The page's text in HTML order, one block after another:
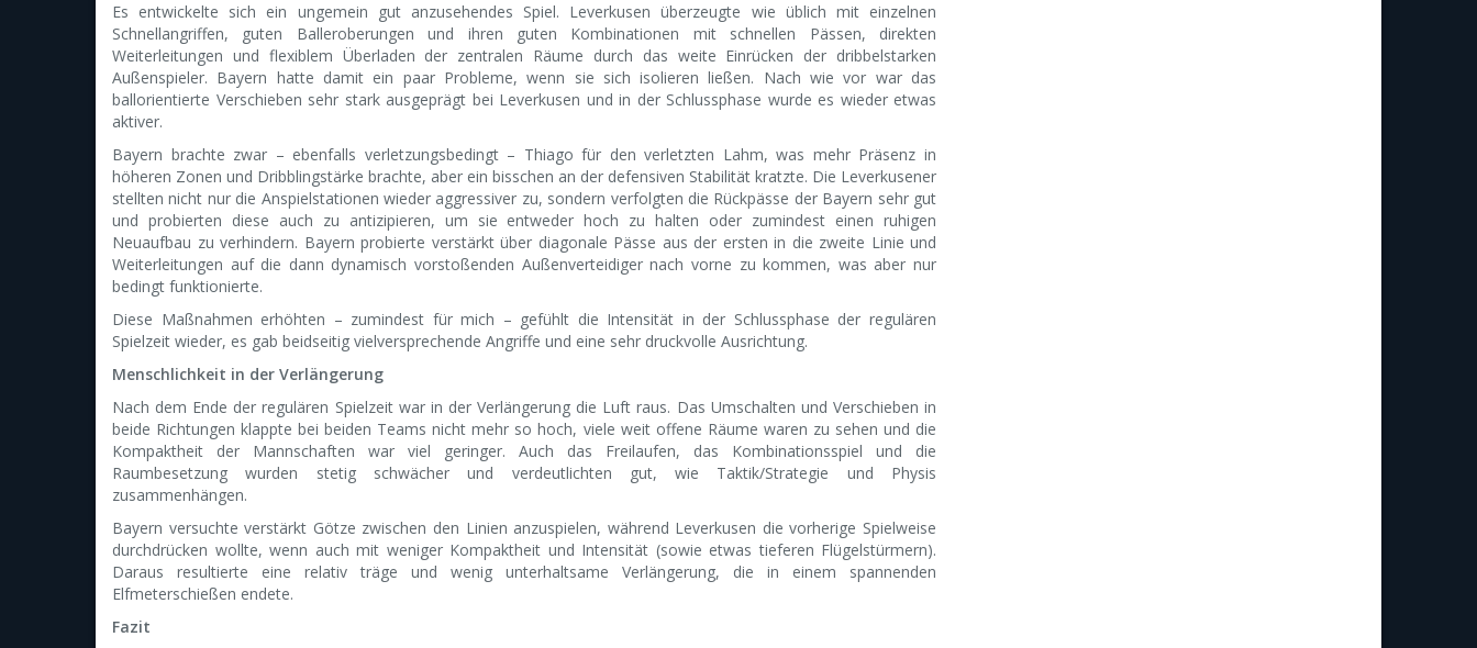
Es entwickelte sich ein ungemein gut anzusehendes Spiel. Leverkusen überzeugte wie üblich mit einzelnen
Schnellangriffen, guten Balleroberungen und ihren guten Kombinationen mit schnellen Pässen, direkten
Weiterleitungen und flexiblem Überladen der zentralen Räume durch das weite Einrücken der dribbelstarken
Außenspieler. Bayern hatte damit ein paar Probleme, wenn sie sich isolieren ließen. Nach wie vor war das
ballorientierte Verschieben sehr stark ausgeprägt bei Leverkusen und in der Schlussphase wurde es wieder etwas
aktiver.
Bayern brachte zwar – ebenfalls verletzungsbedingt – Thiago für den verletzten Lahm, was mehr Präsenz in
höheren Zonen und Dribblingstärke brachte, aber ein bisschen an der defensiven Stabilität kratzte. Die Leverkusener
stellten nicht nur die Anspielstationen wieder aggressiver zu, sondern verfolgten die Rückpässe der Bayern sehr gut
und probierten diese auch zu antizipieren, um sie entweder hoch zu halten oder zumindest einen ruhigen
Neuaufbau zu verhindern. Bayern probierte verstärkt über diagonale Pässe aus der ersten in die zweite Linie und
Weiterleitungen auf die dann dynamisch vorstoßenden Außenverteidiger nach vorne zu kommen, was aber nur
bedingt funktionierte.
Diese Maßnahmen erhöhten – zumindest für mich – gefühlt die Intensität in der Schlussphase der regulären
Spielzeit wieder, es gab beidseitig vielversprechende Angriffe und eine sehr druckvolle Ausrichtung.
Menschlichkeit in der Verlängerung
Nach dem Ende der regulären Spielzeit war in der Verlängerung die Luft raus. Das Umschalten und Verschieben in
beide Richtungen klappte bei beiden Teams nicht mehr so hoch, viele weit offene Räume waren zu sehen und die
Kompaktheit der Mannschaften war viel geringer. Auch das Freilaufen, das Kombinationsspiel und die
Raumbesetzung wurden stetig schwächer und verdeutlichten gut, wie Taktik/Strategie und Physis
zusammenhängen.
Bayern versuchte verstärkt Götze zwischen den Linien anzuspielen, während Leverkusen die vorherige Spielweise
durchdrücken wollte, wenn auch mit weniger Kompaktheit und Intensität (sowie etwas tieferen Flügelstürmern).
Daraus resultierte eine relativ träge und wenig unterhaltsame Verlängerung, die in einem spannenden
Elfmeterschießen endete.
Fazit